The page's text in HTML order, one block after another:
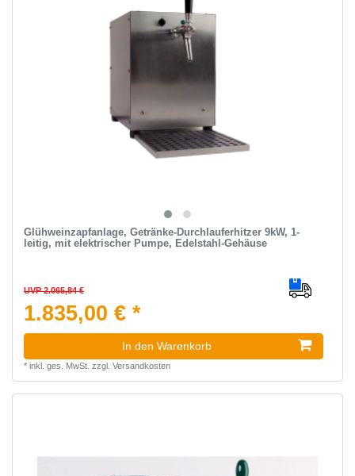
Glühweinzapfanlage, Getränke-Durchlauferhitzer 9kW, 1-
leitig, mit elektrischer Pumpe, Edelstahl-Gehäuse
UVP 2.065,84 €
1.835,00 € *
In den Warenkorb
* inkl. ges. MwSt. zzgl. Versandkosten